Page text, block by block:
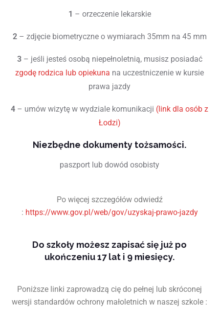
1 – orzeczenie lekarskie
2– zdjęcie biometryczne o wymiarach 35mm na 45 mm
3– jeśli jesteś osobą niepełnoletnią, musisz posiadać
zgodę rodzica lub opiekuna na uczestniczenie w kursie
prawa jazdy
4 – umów wizytę w wydziale komunikacji (link dla osób z
Łodzi)
Niezbędne dokumenty tożsamości.
paszport lub dowód osobisty
Po więcej szczegółów odwiedź
: https://www.gov.pl/web/gov/uzyskaj-prawo-jazdy
Do szkoły możesz zapisać się już po
ukończeniu 17 lat i 9 miesięcy.
Poniższe linki zaprowadzą cię do pełnej lub skróconej
wersji standardów ochrony małoletnich w naszej szkole :